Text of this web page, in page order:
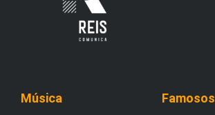
Música Famosos